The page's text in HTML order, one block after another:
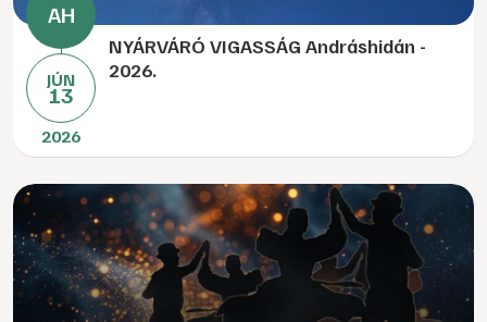
JÚN
13
2026
NYÁRVÁRÓ VIGASSÁG Andráshidán -
2026.